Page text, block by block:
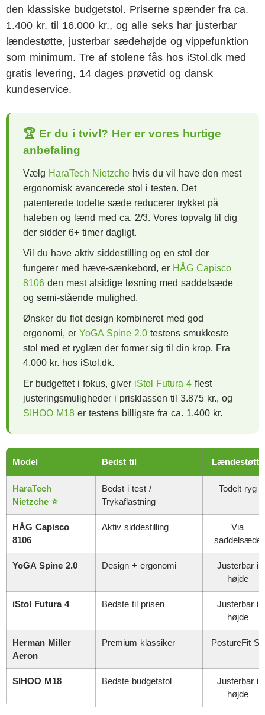
den klassiske budgetstol. Priserne spænder fra ca.
1.400 kr. til 16.000 kr., og alle seks har justerbar
lændestøtte, justerbar sædehøjde og vippefunktion
som minimum. Tre af stolene fås hos iStol.dk med
gratis levering, 14 dages prøvetid og dansk
kundeservice.
🏆 Er du i tvivl? Her er vores hurtige
anbefaling
Vælg HaraTech Nietzche hvis du vil have den mest
ergonomisk avancerede stol i testen. Det
patenterede todelte sæde reducerer trykket på
haleben og lænd med ca. 2/3. Vores topvalg til dig
der sidder 6+ timer dagligt.
Vil du have aktiv siddestilling og en stol der
fungerer med hæve-sænkebord, er HÅG Capisco
8106 den mest alsidige løsning med saddelsæde
og semi-stående mulighed.
Ønsker du flot design kombineret med god
ergonomi, er YoGA Spine 2.0 testens smukkeste
stol med et ryglæn der former sig til din krop. Fra
4.000 kr. hos iStol.dk.
Er budgettet i fokus, giver iStol Futura 4 flest
justeringsmuligheder i prisklassen til 3.875 kr., og
SIHOO M18 er testens billigste fra ca. 1.400 kr.
Model Bedst til Lændestøtte
HaraTech
Nietzche ⭐
Bedst i test /
Trykaflastning
Todelt ryg
HÅG Capisco
8106
Aktiv siddestilling
Via
saddelsæde
YoGA Spine 2.0 Design + ergonomi
Justerbar i
højde
iStol Futura 4 Bedste til prisen
Justerbar i
højde
Herman Miller
Aeron
Premium klassiker PostureFit SL
SIHOO M18 Bedste budgetstol
Justerbar i
højde